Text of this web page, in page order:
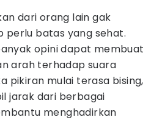
dari orang lain gak
batas yang sehat.
opini dapat membuat
arah terhadap suara
pikiran mulai terasa bising,
jarak dari berbagai
menghadirkan